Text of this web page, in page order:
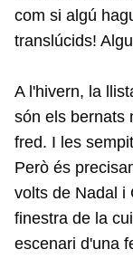
com si algú
translúcids!
A l'hivern, la
són els bernats
fred. I les
Però és
volts de Nadal i
finestra de la
escenari d'una